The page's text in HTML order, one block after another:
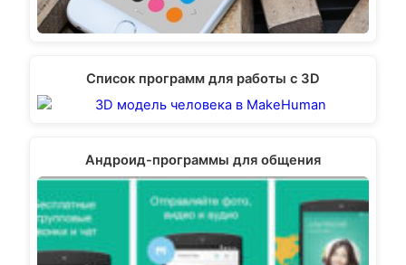
Список программ для работы с 3D
Андроид-программы для общения